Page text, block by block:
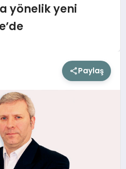
yönelik yeni
Paylaş